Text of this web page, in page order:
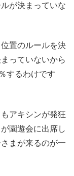
が決まっていな
置のルールを決
っていないから
するわけです
アキシンが発狂
園遊会に出席し
まが来るのが一